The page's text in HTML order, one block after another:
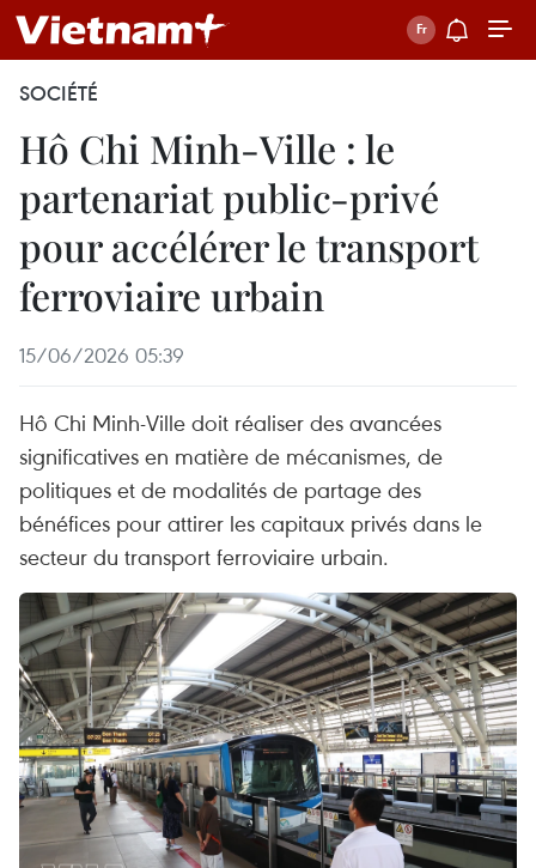
SOCIÉTÉ
Hô Chi Minh-Ville : le
partenariat public-privé
pour accélérer le transport
ferroviaire urbain
15/06/2026 05:39
Hô Chi Minh-Ville doit réaliser des avancées
significatives en matière de mécanismes, de
politiques et de modalités de partage des
bénéfices pour attirer les capitaux privés dans le
secteur du transport ferroviaire urbain.